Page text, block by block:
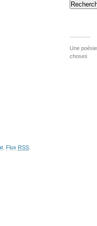
Une
choses
Flux RSS